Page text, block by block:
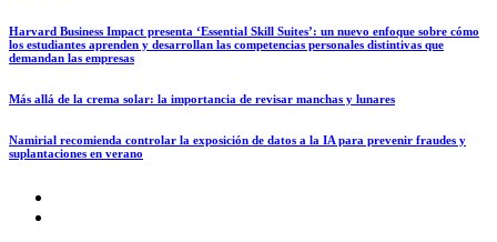
Harvard Business Impact presenta ‘Essential Skill Suites’: un nuevo enfoque sobre cómo
los estudiantes aprenden y desarrollan las competencias personales distintivas que
demandan las empresas
Más allá de la crema solar: la importancia de revisar manchas y lunares
Namirial recomienda controlar la exposición de datos a la IA para prevenir fraudes y
suplantaciones en verano